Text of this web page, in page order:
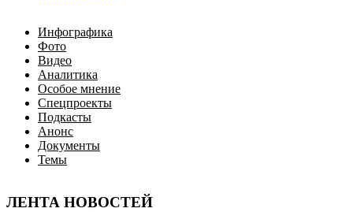
Инфографика
Фото
Видео
Аналитика
Особое мнение
Спецпроекты
Подкасты
Анонс
Документы
Темы
ЛЕНТА НОВОСТЕЙ